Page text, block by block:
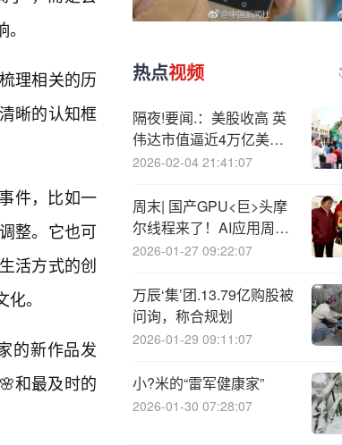
理相关的历
晰的认知框
件，比如一
整。它也可
活方式的创
。
的新作品发
和最及时的
热点视频
隔夜!要闻.：美股收高 英
伟达市值逼近4万亿美元
美国5月工厂订单反弹 伊
约
2026-02-04 21:41:07
周末| 国产GPU<巨>头摩
尔线程来了！AI应用周末
讨论度比较高！国产AI应
万！13大重磅消息影响股
市
2026-01-27 09:22:07
万辰‘集’团.13.79亿购股被
问询，称合规划
2026-01-29 09:11:07
小?米的“雷军健康家”
2026-01-30 07:28:07